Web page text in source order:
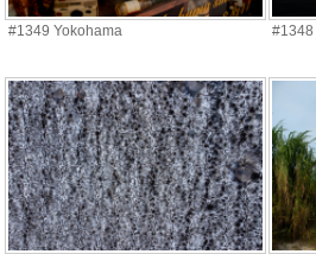
#1349 Yokohama #1348